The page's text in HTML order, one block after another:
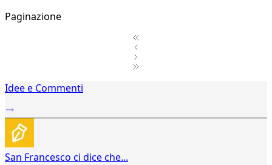
Paginazione
2Idee e Commenti
San Francesco ci dice che...